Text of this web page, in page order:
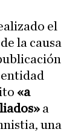
el
la causa
«a
a
una